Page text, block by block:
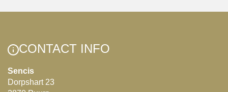
CONTACT INFO
Sencis
Dorpshart 23